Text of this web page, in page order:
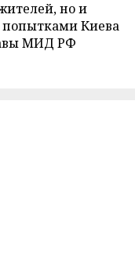
но и
попытками Киева
МИД РФ